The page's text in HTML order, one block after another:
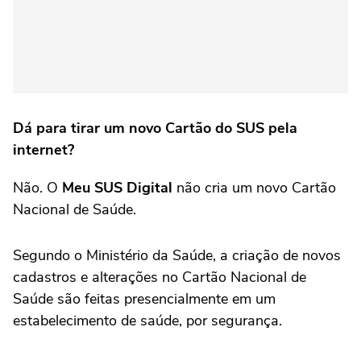
Dá para tirar um novo Cartão do SUS pela
internet?
Não. O Meu SUS Digital não cria um novo Cartão
Nacional de Saúde.
Segundo o Ministério da Saúde, a criação de novos
cadastros e alterações no Cartão Nacional de
Saúde são feitas presencialmente em um
estabelecimento de saúde, por segurança.